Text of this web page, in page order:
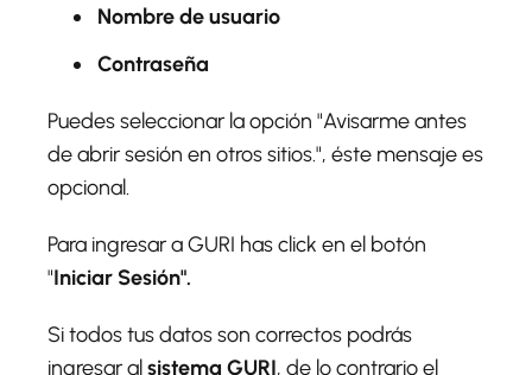
Nombre de usuario
Contraseña
Puedes seleccionar la opción "Avisarme antes
de abrir sesión en otros sitios.", éste mensaje es
opcional.
Para ingresar a GURI has click en el botón
"Iniciar Sesión".
Si todos tus datos son correctos podrás
ingresar alsistema GURI, de lo contrario el